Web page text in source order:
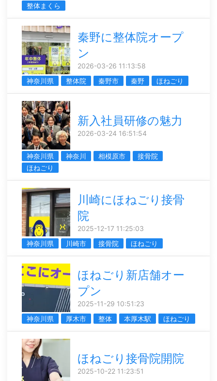
整体まくら
秦野に整体院オープ
ン
2026-03-26 11:13:58
神奈川県
整体院 秦野市 秦野 ほねごり
新入社員研修の魅力
2026-03-24 16:51:54
神奈川県 神奈川 相模原市
接骨院
ほねごり
川崎にほねごり接骨
院
2025-12-17 11:25:03
神奈川県
川崎市 接骨院 ほねごり
ほねごり新店舗オー
プン
2025-11-29 10:51:23
神奈川県
厚木市 整体 本厚木駅 ほねごり
ほねごり接骨院開院
2025-10-22 11:23:51